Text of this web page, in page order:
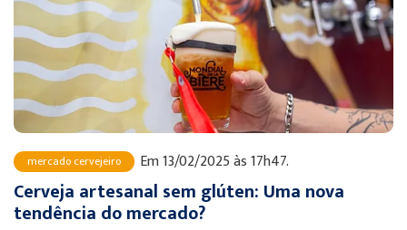
mercado cervejeiro Em 13/02/2025 às 17h47.
Cerveja artesanal sem glúten: Uma nova
tendência do mercado?